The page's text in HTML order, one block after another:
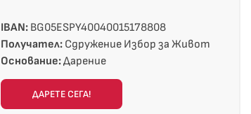
IBAN:BG05ESPY40040015178808
Получател:Сдружение Избор за Живот
Основание:Дарение
ДАРЕТЕ СЕГА!